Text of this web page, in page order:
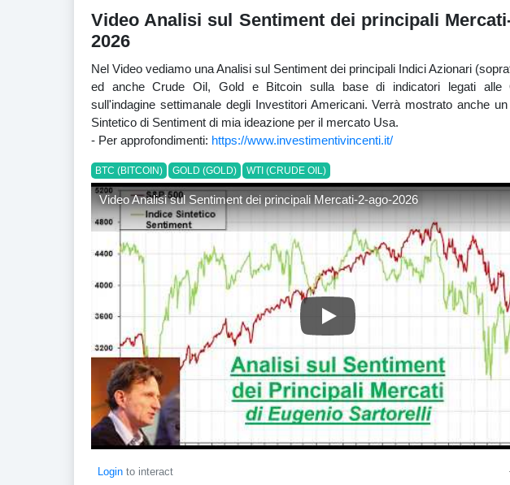
Video Analisi sul Sentiment dei principali
2026
Nel Video vediamo una Analisi sul Sentiment dei principali Indici Azionari
ed anche Crude Oil, Gold e Bitcoin sulla base di indicatori legati alle
sull'indagine settimanale degli Investitori Americani. Verrà mostrato anche
Sintetico di Sentiment di mia ideazione per il mercato Usa.
- Per approfondimenti: https://www.investimentivincenti.it/
BTC (BITCOIN) GOLD (GOLD) WTI (CRUDE OIL)
Video Analisi sul Sentiment dei principali Mercati-2-ago-2026
Video Analisi sul Sentiment
Login to interact